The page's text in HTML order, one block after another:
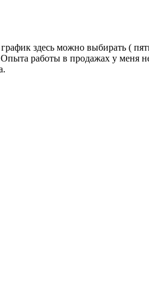
здесь можно выбирать (
работы в продажах у